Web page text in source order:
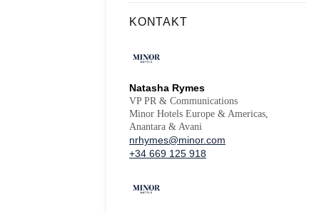
KONTAKT
Natasha Rymes
VP PR & Communications
Minor Hotels Europe & Americas,
Anantara & Avani
nrhymes@minor.com
+34 669 125 918